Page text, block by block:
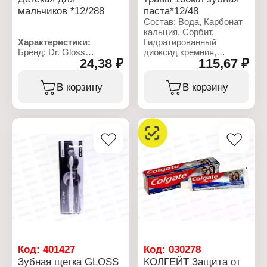
мальчиков *12/288
Характеристики:
Бренд: Dr. Gloss
Тип товара: Зубная
Жесткость щетины:
мягкая
Материал:
полипропилен, нейлон
Упаковка: блистер
24,38 ₽
В корзину
паста*12/48
Состав: Вода, Карбонат
кальция, Сорбит,
Гидратированный
диоксид кремния,
лаурилсульфат натрия,
Целлюлозная камедь,
монофторфосфат
Карбонат натрия,
Бензиловый спирт,
Бикарбонат натрия,
Sativus, Сок цитрусовых
Aurantium Dulcis, Сок
цитрусовых лимонов,
Фруктовый сок Fragaria
благородного, Масло
Коммифоры мирровой,
115,67 ₽
В корзину
Код: 401427
Зубная щетка GLOSS
Код:030278
КОЛГЕЙТ Защита от